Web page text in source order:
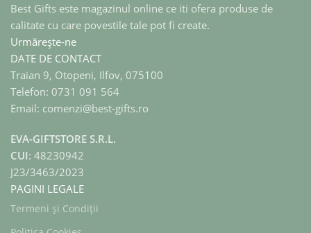
Best Gifts este magazinul online ce iti ofera produse de
calitate cu care povestile tale pot fi create.
Urmărește-ne
DATE DE CONTACT
Traian 9, Otopeni, Ilfov, 075100
Telefon: 0731 091 564
Email: comenzi@best-gifts.ro
EVA-GIFTSTORE S.R.L.
CUI: 48230942
J23/3463/2023
PAGINI LEGALE
Termeni și Condiții